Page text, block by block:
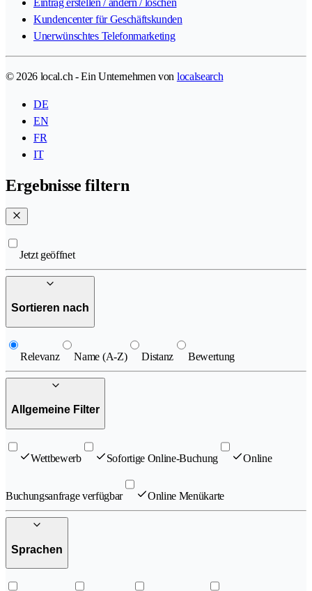
Kundencenter für Geschäftskunden
Unerwünschtes Telefonmarketing
© 2026 local.ch - Ein Unternehmen von localsearch
DE
EN
FR
IT
Ergebnisse filtern
Jetzt geöffnet
Sortieren nach
Relevanz Name (A-Z) Distanz Bewertung
Allgemeine Filter
Wettbewerb Sofortige Online-Buchung Online
Buchungsanfrage verfügbar Online Menükarte
Sprachen